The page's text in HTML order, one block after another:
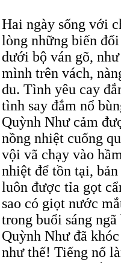
Hai ngày sống với
lòng những biến
dưới bộ ván gõ,
mình trên vách,
du. Tình yêu cay
tình say đắm nổ
Quỳnh Như cảm
nồng nhiệt cuống
vội vã chạy vào
nhiệt để tồn tại,
luôn được tỉa gọt
sao có giọt nước
trong buổi sáng
Quỳnh Như đã
như thế! Tiếng nổ